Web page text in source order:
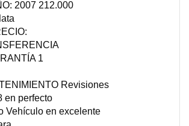
2007 212.000
1
Revisiones
en perfecto
Vehículo en excelente